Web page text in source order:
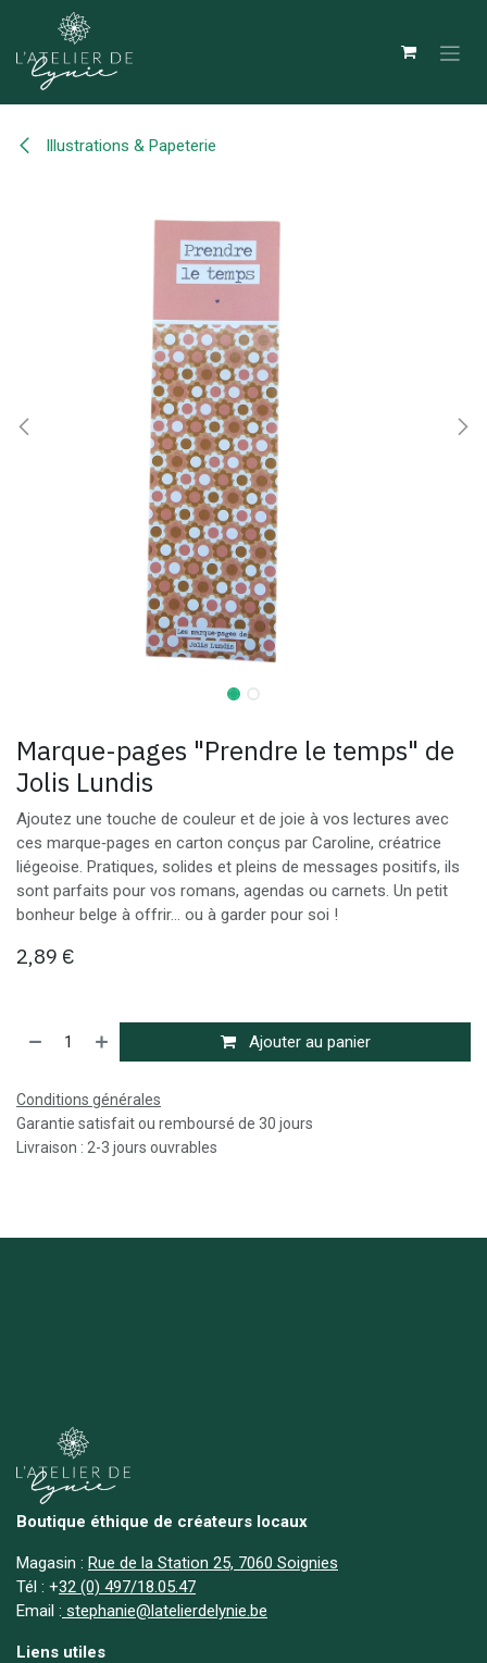
Se rendre au contenu
Illustrations & Papeterie
Marque-pages "Prendre le temps" de
Jolis Lundis
Ajoutez une touche de couleur et de joie à vos lectures avec
ces marque‑pages en carton conçus par Caroline, créatrice
liégeoise. Pratiques, solides et pleins de messages positifs, ils
sont parfaits pour vos romans, agendas ou carnets. Un petit
bonheur belge à offrir… ou à garder pour soi !
2,89 €
Ajouter au panier
Conditions générales
Garantie satisfait ou remboursé de 30 jours
Livraison : 2-3 jours ouvrables
Boutique éthique de créateurs locaux
Magasin : Rue de la Station 25, 7060 Soignies
Tél : +32 (0) 497/18.05.47
Email : stephanie@latelierdelynie.be
Liens utiles